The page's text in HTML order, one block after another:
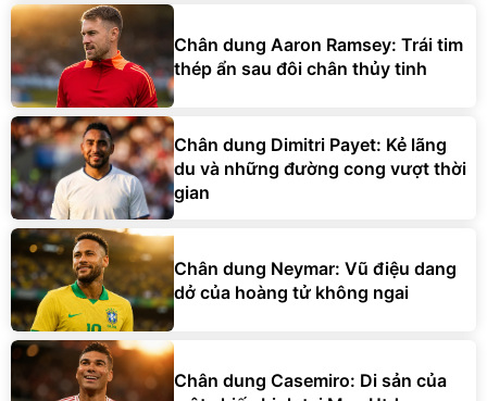
Chân dung Aaron Ramsey: Trái tim
thép ẩn sau đôi chân thủy tinh
Chân dung Dimitri Payet: Kẻ lãng
du và những đường cong vượt thời
gian
Chân dung Neymar: Vũ điệu dang
dở của hoàng tử không ngai
Chân dung Casemiro: Di sản của